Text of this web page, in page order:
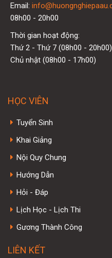
Email:
08h00 - 20h00
Thời gian hoạt động:
Thứ 2 - Thứ 7 (08h00 - 20h00)
Chủ nhật (08h00 - 17h00)
HỌC VIÊN
Tuyển Sinh
Khai Giảng
Nội Quy Chung
Hướng Dẫn
Hỏi - Đáp
Lịch Học - Lịch Thi
Gương Thành Công
LIÊN KẾT